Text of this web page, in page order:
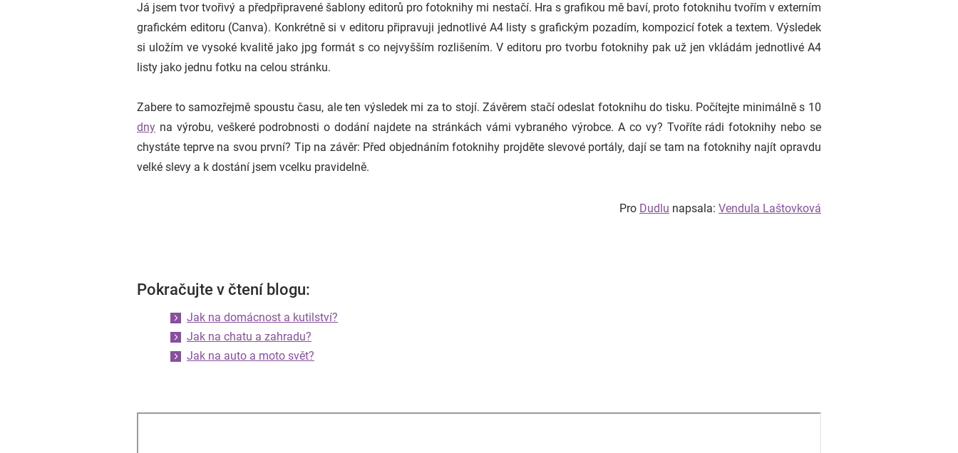
Já jsem tvor tvořivý a předpřipravené šablony editorů pro fotoknihy mi nestačí. Hra s grafikou mě baví, proto fotoknihu tvořím v externím
grafickém editoru (Canva). Konkrétně si v editoru připravuji jednotlivé A4 listy s grafickým pozadím, kompozicí fotek a textem. Výsledek
si uložím ve vysoké kvalitě jako jpg formát s co nejvyšším rozlišením. V editoru pro tvorbu fotoknihy pak už jen vkládám jednotlivé A4
listy jako jednu fotku na celou stránku.
Zabere to samozřejmě spoustu času, ale ten výsledek mi za to stojí. Závěrem stačí odeslat fotoknihu do tisku. Počítejte minimálně s 10
dny na výrobu, veškeré podrobnosti o dodání najdete na stránkách vámi vybraného výrobce. A co vy? Tvoříte rádi fotoknihy nebo se
chystáte teprve na svou první? Tip na závěr: Před objednáním fotoknihy projděte slevové portály, dají se tam na fotoknihy najít opravdu
velké slevy a k dostání jsem vcelku pravidelně.
Pro Dudlu napsala: Vendula Laštovková
Pokračujte v čtení blogu:
Jak na domácnost a kutilství?
Jak na chatu a zahradu?
Jak na auto a moto svět?